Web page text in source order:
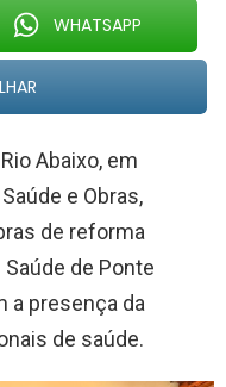
WHATSAPP
Abaixo, em
e Obras,
de reforma
de Ponte
a presença da
de saúde.